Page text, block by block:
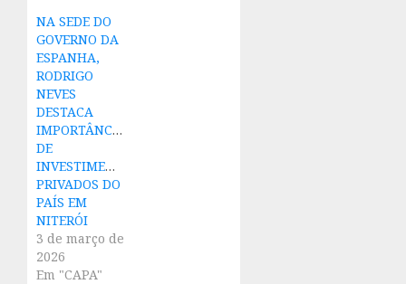
NA SEDE DO
GOVERNO DA
ESPANHA,
RODRIGO
NEVES
DESTACA
IMPORTÂNCIA
DE
INVESTIMENTOS
PRIVADOS DO
PAÍS EM
NITERÓI
3 de março de
2026
Em "CAPA"